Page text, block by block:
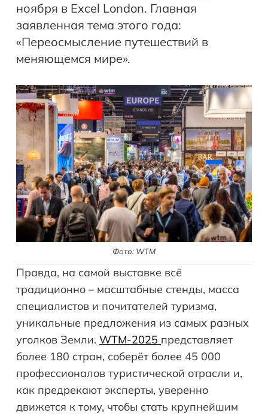
ноября в Excel London. Главная
заявленная тема этого года:
«Переосмысление путешествий в
меняющемся мире».
Фото: WTM
Правда, на самой выставке всё
традиционно – масштабные стенды, масса
специалистов и почитателей туризма,
уникальные предложения из самых разных
уголков Земли. WTM-2025 представляет
более 180 стран, соберёт более 45 000
профессионалов туристической отрасли и,
как предрекают эксперты, уверенно
движется к тому, чтобы стать крупнейшим